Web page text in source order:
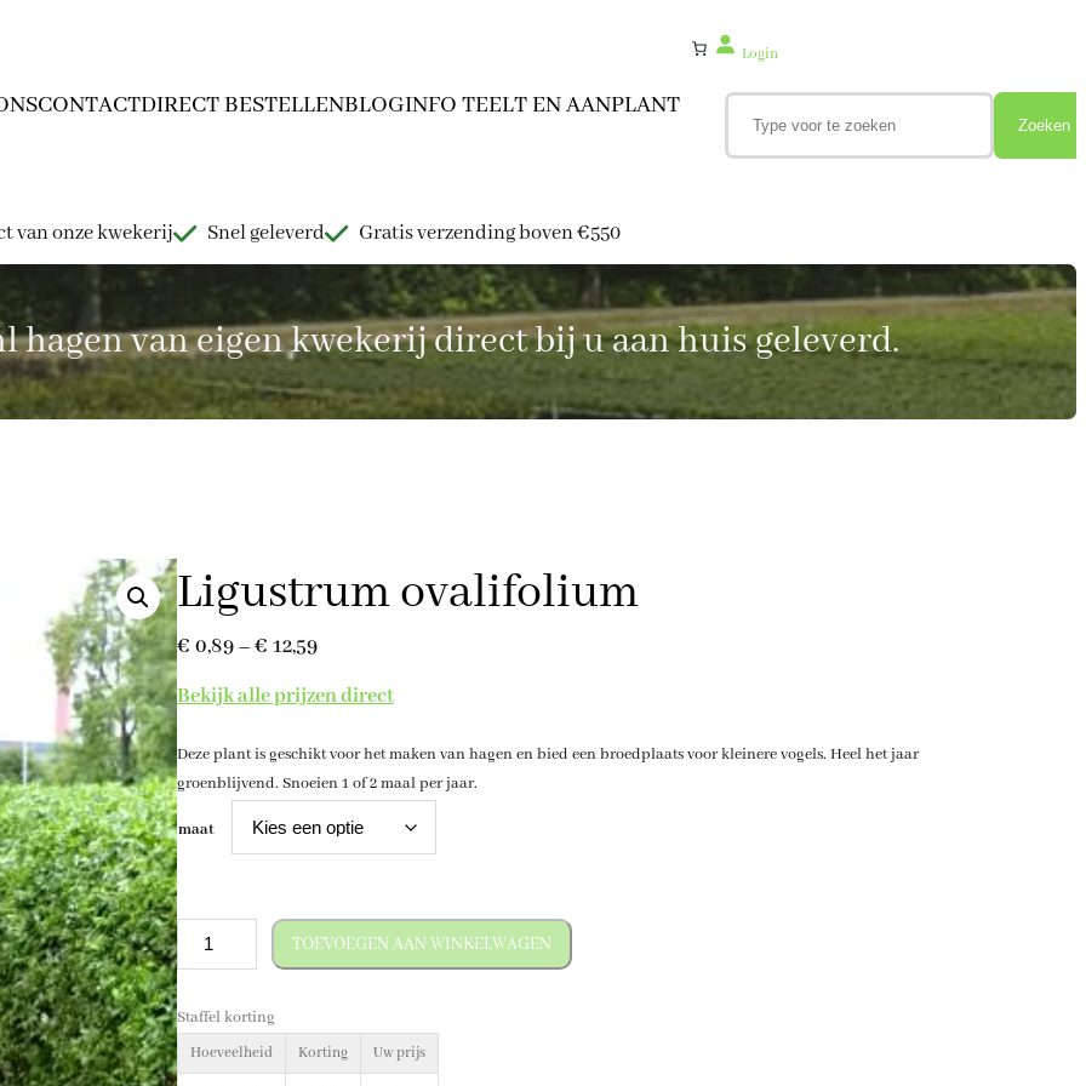
CONTACTDIRECT BESTELLENBLOGINFO TEELT EN AANPLANT
Login
Zoeken
van onze kwekerij Snel geleverd Gratis verzending boven €550
hagen van eigen kwekerij direct bij u aan huis geleverd.
Ligustrum ovalifolium
€ 0,89–€ 12,59P
j
s
k
s
:
Bekijk alle prijzen direct
Deze plant is geschikt voor het maken van hagen en bied een broedplaats voor kleinere vogels. Heel het jaar
groenblijvend. Snoeien 1 of 2 maal per jaar.
maat
L
i
g
u
s
t
TOEVOEGEN AAN WINKELWAGEN
Staffel korting
Hoeveelheid Korting Uw prijs